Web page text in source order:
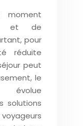
moment
et de
pour
réduite
peut
le
évolue
solutions